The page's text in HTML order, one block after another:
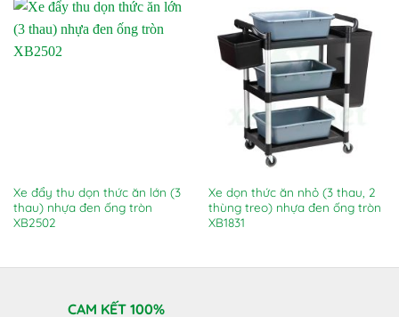
Xe đẩy thu dọn thức ăn lớn (3
thau) nhựa đen ống tròn
XB2502
Xe dọn thức ăn nhỏ (3 thau, 2
thùng treo) nhựa đen ống tròn
XB1831
CAM KẾT 100%